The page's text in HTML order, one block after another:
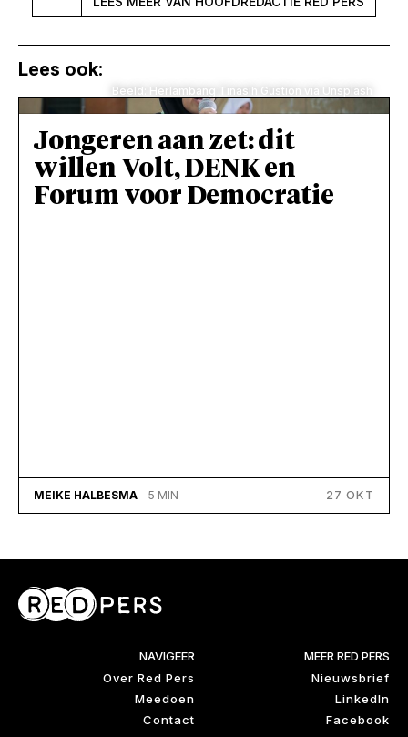
Lees ook:
Beeld: Herlambang Tinasih Gustion via Unsplash
Jongeren aan zet: dit
willen Volt, DENK en
Forum voor Democratie
MEIKE HALBESMA - 5 MIN 27 OKT
NAVIGEER
Over Red Pers
Meedoen
Contact
MEER RED PERS
Nieuwsbrief
LinkedIn
Facebook